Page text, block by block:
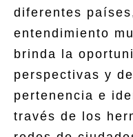
diferentes
entendimiento
brinda la
perspectivas y
pertenencia e
través de los